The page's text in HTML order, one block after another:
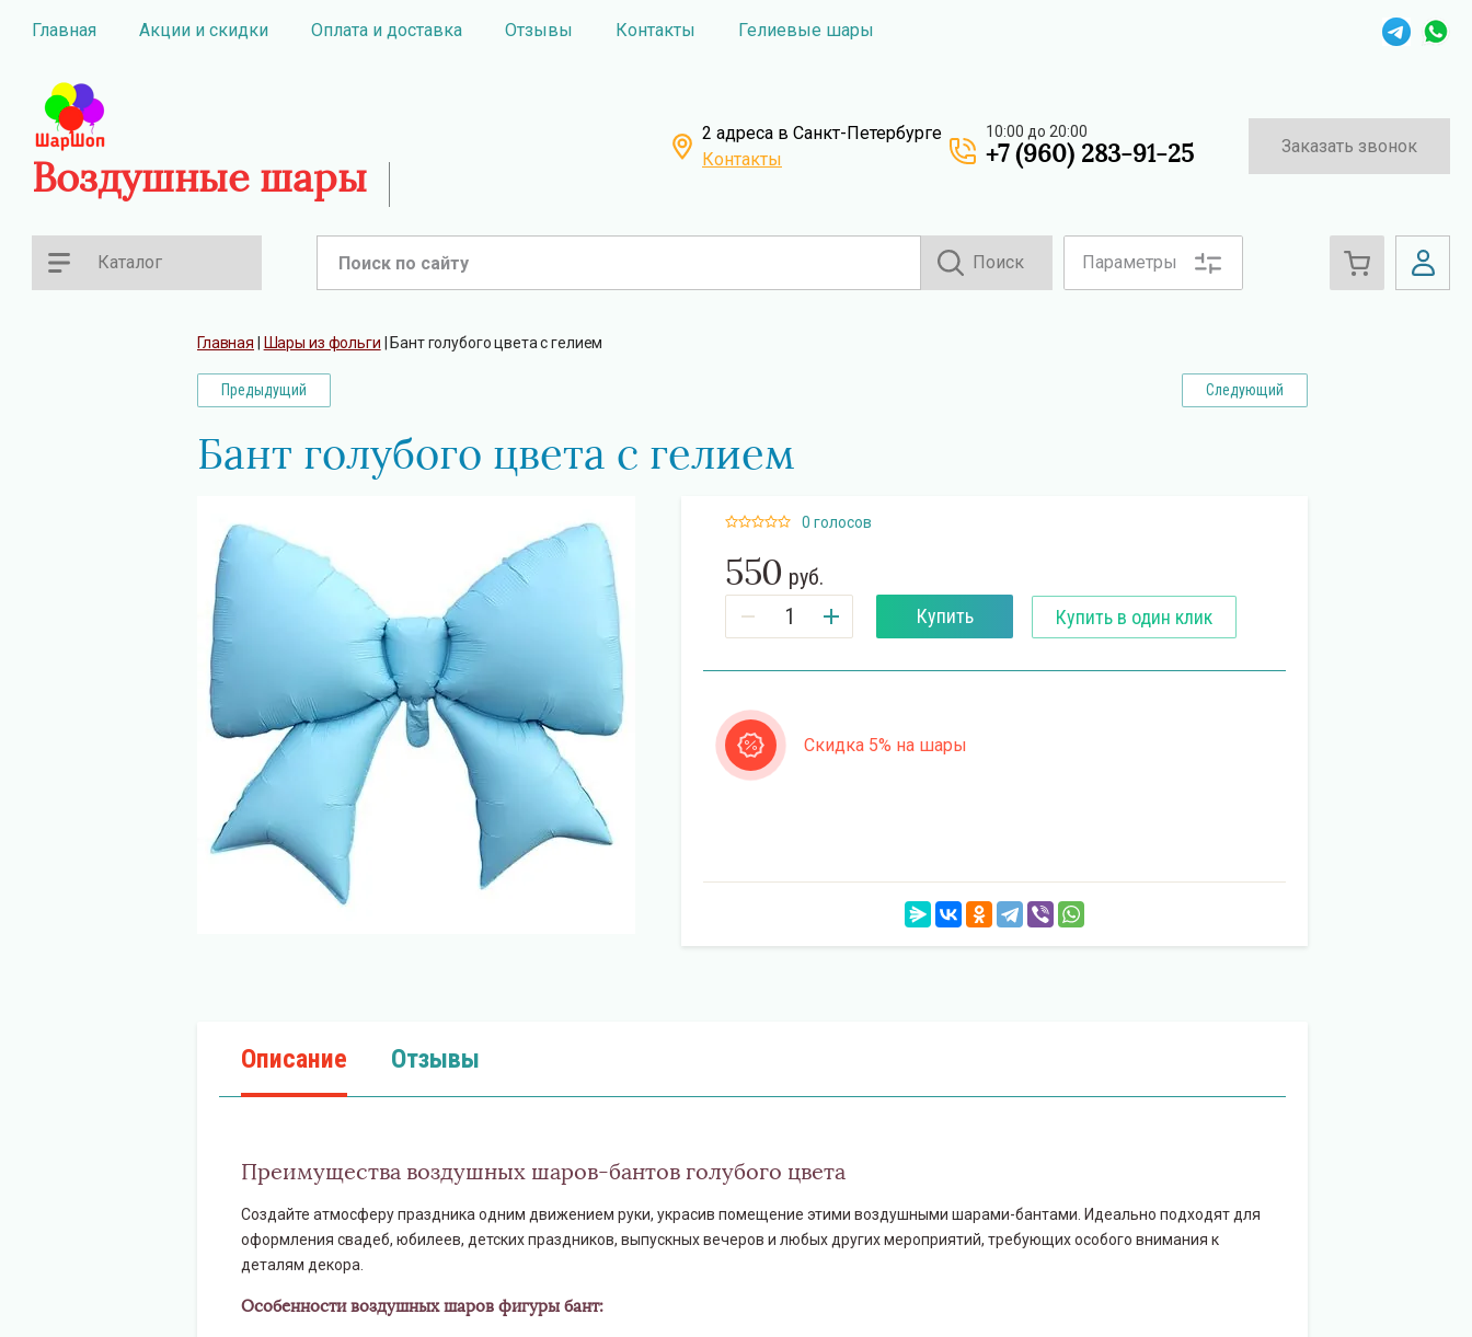
Главная Акции и скидки Оплата и доставка Отзывы Контакты Гелиевые шары
Воздушные шары
2 адреса в Санкт-Петербурге
Контакты
Заказать звонок
10:00 до 20:00
+7 (960) 283-91-25
Каталог Поиск Параметры
Главная Шары из фольги Бант голубого цвета с гелием
Предыдущий Следующий
Бант голубого цвета с гелием
0 голосов
550 руб.
Купить Купить в один клик
Скидка 5% на шары
Описание Отзывы
Преимущества воздушных шаров-бантов голубого цвета
Создайте атмосферу праздника одним движением руки, украсив помещение этими воздушными шарами-бантами. Идеально подходят для
оформления свадеб, юбилеев, детских праздников, выпускных вечеров и любых других мероприятий, требующих особого внимания к
деталям декора.
Особенности воздушных шаров фигуры бант: